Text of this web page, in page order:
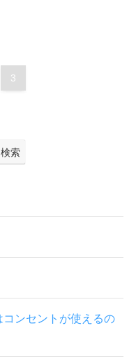
3
検索
ンセントが使えるの